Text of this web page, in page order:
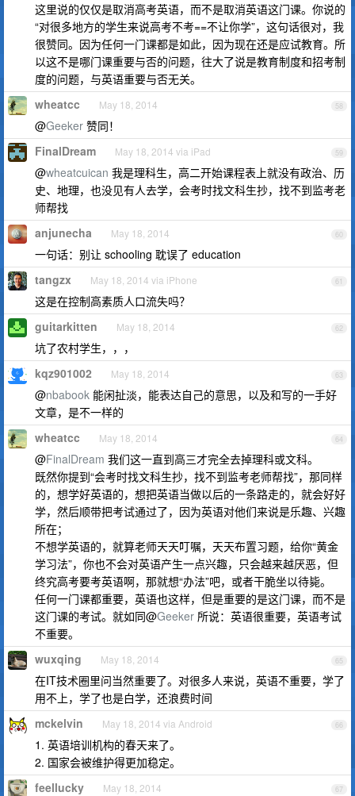
这里说的仅仅是取消高考英语，而不是取消英语这门课。你说的
“对很多地方的学生来说高考不考==不让你学”，这句话很对，我
很赞同。因为任何一门课都是如此，因为现在还是应试教育。所
以这不是哪门课重要与否的问题，往大了说是教育制度和招考制
度的问题，与英语重要与否无关。
58
wheatcc May 18, 2014
@Geeker 赞同！
59
FinalDream May 18, 2014 via iPad
@wheatcuican 我是理科生，高二开始课程表上就没有政治、历
史、地理，也没见有人去学，会考时找文科生抄，找不到监考老
师帮找
60
anjunecha May 18, 2014
一句话：别让 schooling 耽误了 education
61
tangzx May 18, 2014 via iPhone
这是在控制高素质人口流失吗？
62
guitarkitten May 18, 2014
坑了农村学生，，，
63
kqz901002 May 18, 2014
@nbabook 能闲扯淡，能表达自己的意思，以及和写的一手好
文章，是不一样的
64
wheatcc May 18, 2014
@FinalDream 我们这一直到高三才完全去掉理科或文科。
既然你提到“会考时找文科生抄，找不到监考老师帮找”，那同样
的，想学好英语的，想把英语当做以后的一条路走的，就会好好
学，然后顺带把考试通过了，因为英语对他们来说是乐趣、兴趣
所在；
不想学英语的，就算老师天天叮嘱，天天布置习题，给你“黄金
学习法”，你也不会对英语产生一点兴趣，只会越来越厌恶，但
终究高考要考英语啊，那就想“办法”吧，或者干脆坐以待毙。
任何一门课都重要，英语也这样，但是重要的是这门课，而不是
这门课的考试。就如同@Geeker 所说：英语很重要，英语考试
不重要。
65
wuxqing May 18, 2014
在IT技术圈里问当然重要了。对很多人来说，英语不重要，学了
用不上，学了也是白学，还浪费时间
66
mckelvin May 18, 2014 via Android
1. 英语培训机构的春天来了。
2. 国家会被维护得更加稳定。
67
feellucky May 18, 2014